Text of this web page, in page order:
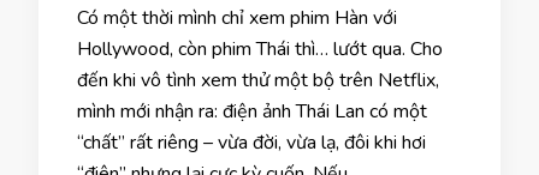
Có một thời mình chỉ xem phim Hàn với
Hollywood, còn phim Thái thì… lướt qua. Cho
đến khi vô tình xem thử một bộ trên Netflix,
mình mới nhận ra: điện ảnh Thái Lan có một
“chất” rất riêng – vừa đời, vừa lạ, đôi khi hơi